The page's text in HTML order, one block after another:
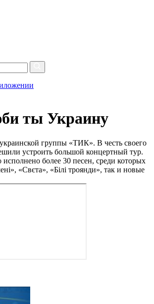
ты Украину
группы «ТИК». В честь своего
устроить большой концертный тур.
более 30 песен, среди которых
«Свєта», «Білі троянди», так и новые